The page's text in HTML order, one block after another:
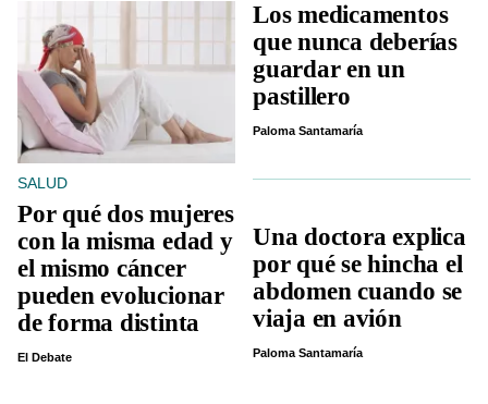
SALUD
Por qué dos mujeres
con la misma edad y
el mismo cáncer
pueden evolucionar
de forma distinta
El Debate
Los medicamentos
que nunca deberías
guardar en un
pastillero
Paloma Santamaría
Una doctora explica
por qué se hincha el
abdomen cuando se
viaja en avión
Paloma Santamaría